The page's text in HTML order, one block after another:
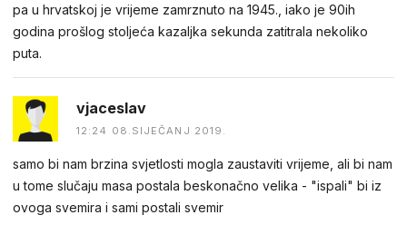
pa u hrvatskoj je vrijeme zamrznuto na 1945., iako je 90ih
godina prošlog stoljeća kazaljka sekunda zatitrala nekoliko
puta.
vjaceslav
12:24 08.SIJEČANJ 2019.
samo bi nam brzina svjetlosti mogla zaustaviti vrijeme, ali bi nam
u tome slučaju masa postala beskonačno velika - "ispali" bi iz
ovoga svemira i sami postali svemir